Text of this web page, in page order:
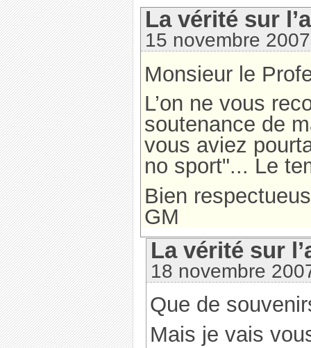
La vérité sur
15 novembre
Monsieur le
L’on ne vous
soutenance de
vous aviez
no sport"... Le
Bien
GM
La vérité sur
18 novembre
Que de
Mais je vais